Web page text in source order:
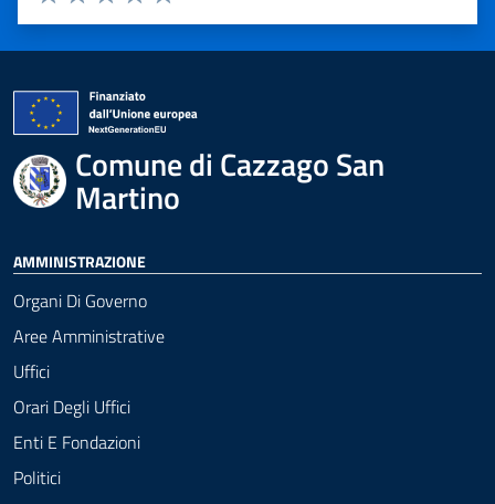
Valuta 5 stelle su 5
Valuta 4 stelle su 5
Valuta 3 stelle su 5
Valuta 2 stelle su 5
Valuta 1 stelle su 5
Comune di Cazzago San
Martino
AMMINISTRAZIONE
Organi Di Governo
Aree Amministrative
Uffici
Orari Degli Uffici
Enti E Fondazioni
Politici